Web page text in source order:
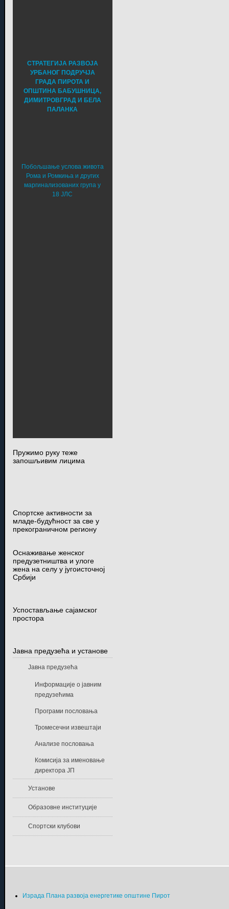
СТРАТЕГИЈА РАЗВОЈА
УРБАНОГ ПОДРУЧЈА
ГРАДА ПИРОТА И
ОПШТИНА БАБУШНИЦА,
ДИМИТРОВГРАД И БЕЛА
ПАЛАНКА
Побољшање услова живота
Рома и Ромкиња и других
маргинализованих група у
18 ЈЛС
Пружимо руку теже
запошљивим лицима
Спортске активности за
младе-будућност за све у
прекограничном региону
Оснаживање женског
предузетништва и улоге
жена на селу у југоисточној
Србији
Успостављање сајамског
простора
Јавна предузећа и установе
Јавна предузећа
Информације о јавним
предузећима
Програми пословања
Тромесечни извештаји
Анализе пословања
Комисија за именовање
директора ЈП
Установе
Образовне институције
Спортски клубови
Израда Плана развоја енергетике општине Пирот